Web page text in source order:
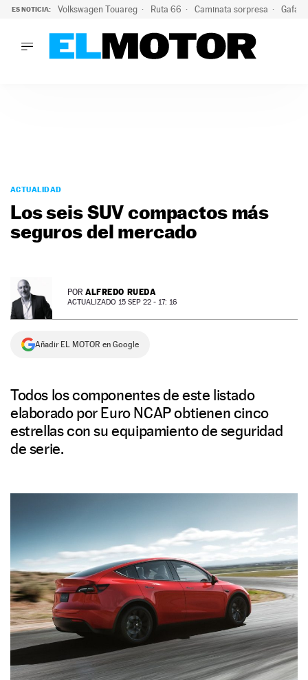
ES NOTICIA: Volkswagen Touareg Ruta 66 Caminata sorpresa Gafas
PODCAST
MOTOS
TECNOLOGÍA
SUPERCOCHES
PREMIOS
SERVICIOS
ACTUALIDAD
Los seis SUV compactos más
seguros del mercado
POR ALFREDO RUEDA
ACTUALIZADO 15 SEP 22 - 17: 16
Añadir EL MOTOR en Google
Todos los componentes de este listado
elaborado por Euro NCAP obtienen cinco
estrellas con su equipamiento de seguridad
de serie.